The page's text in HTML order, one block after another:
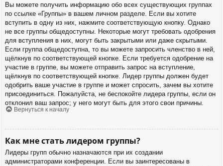
Вы можете получить информацию обо всех существующих группах
по ссылке «Группы» в вашем личном разделе. Если вы хотите
вступить в одну из них, нажмите соответствующую кнопку. Однако
не все группы общедоступны. Некоторые могут требовать одобрения
для вступления в них, могут быть закрытыми или даже скрытыми.
Если группа общедоступна, то вы можете запросить членство в ней,
щёлкнув по соответствующей кнопке. Если требуется одобрение на
участие в группе, вы можете отправить запрос на вступление,
щёлкнув по соответствующей кнопке. Лидер группы должен будет
одобрить ваше участие в группе и может спросить, зачем вы хотите
присоединиться. Пожалуйста, не беспокойте лидера группы, если он
отклонил ваш запрос; у него могут быть для этого свои причины.
Вернуться к началу
Как мне стать лидером группы?
Лидеры групп обычно назначаются при их создании
администраторами конференции. Если вы заинтересованы в